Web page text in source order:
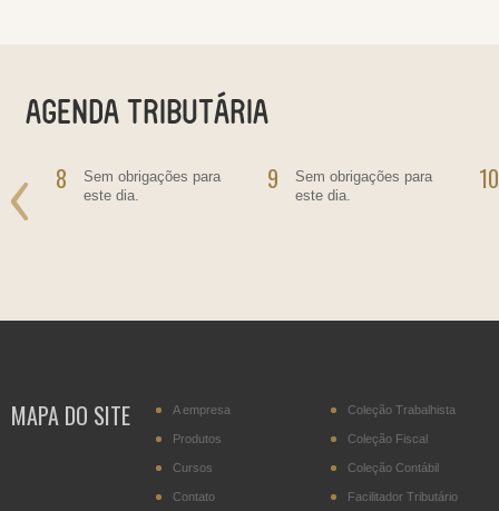
8
Sem obrigações para
este dia.
9
Sem obrigações para
este dia.
10
MAPA DO SITE A empresa
Produtos
Cursos
Contato
Coleção Trabalhista
Coleção Fiscal
Coleção Contábil
Facilitador Tributário